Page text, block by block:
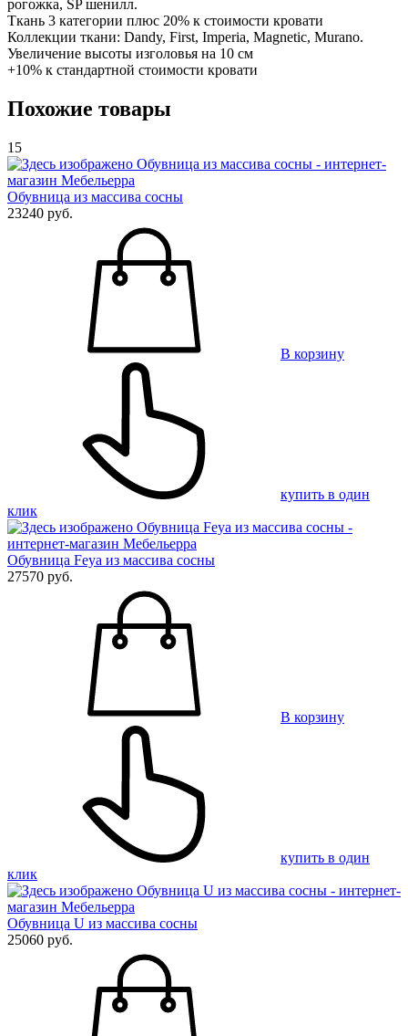
рогожка, SP шенилл.
Ткань 3 категории плюс 20% к стоимости кровати
Коллекции ткани: Dandy, First, Imperia, Magnetic, Murano.
Увеличение высоты изголовья на 10 см
+10% к стандартной стоимости кровати
Похожие товары
15
Обувница из массива сосны
23240 руб.
В корзину
купить в один
клик
Обувница Feya из массива сосны
27570 руб.
В корзину
купить в один
клик
Обувница U из массива сосны
25060 руб.